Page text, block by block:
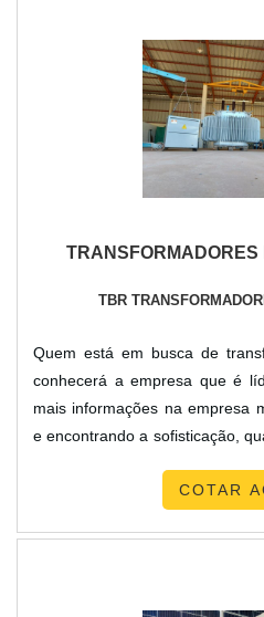
TRANSFORMADORES
TBR
Quem está em busca de
conhecerá a empresa que é
mais informações na empresa
e encontrando a sofisticação,
entrega, com a equipe da
COTAR